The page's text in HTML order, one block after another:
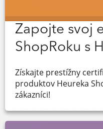
Zapojte svoj
ShopRoku s
Získajte prestížny
produktov Heureka
zákazníci!